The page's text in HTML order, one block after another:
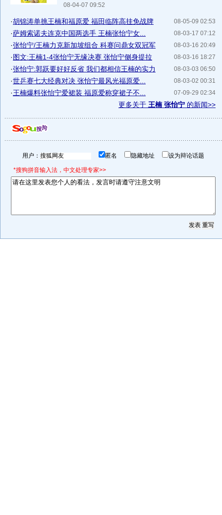
08-04-07 09:52
08-05-09 02:53
·胡锦涛单挑王楠和福原爱 福田临阵高挂免战牌
08-03-17 07:12
·萨姆索诺夫连克中国两选手 王楠张怡宁女...
08-03-16 20:49
·张怡宁/王楠力克新加坡组合 科赛问鼎女双冠军
08-03-16 18:27
·图文:王楠1-4张怡宁无缘决赛 张怡宁侧身提拉
08-03-03 06:50
·张怡宁:郭跃要好好反省 我们都相信王楠的实力
08-03-02 00:31
·世乒赛七大经典对决 张怡宁最风光福原爱...
07-09-29 02:34
·王楠爆料张怡宁爱裙装 福原爱称穿裙子不...
更多关于 王楠 张怡宁 的新闻>>
用户： 匿名 隐藏地址 设为辩论话题
*搜狗拼音输入法，中文处理专家>>